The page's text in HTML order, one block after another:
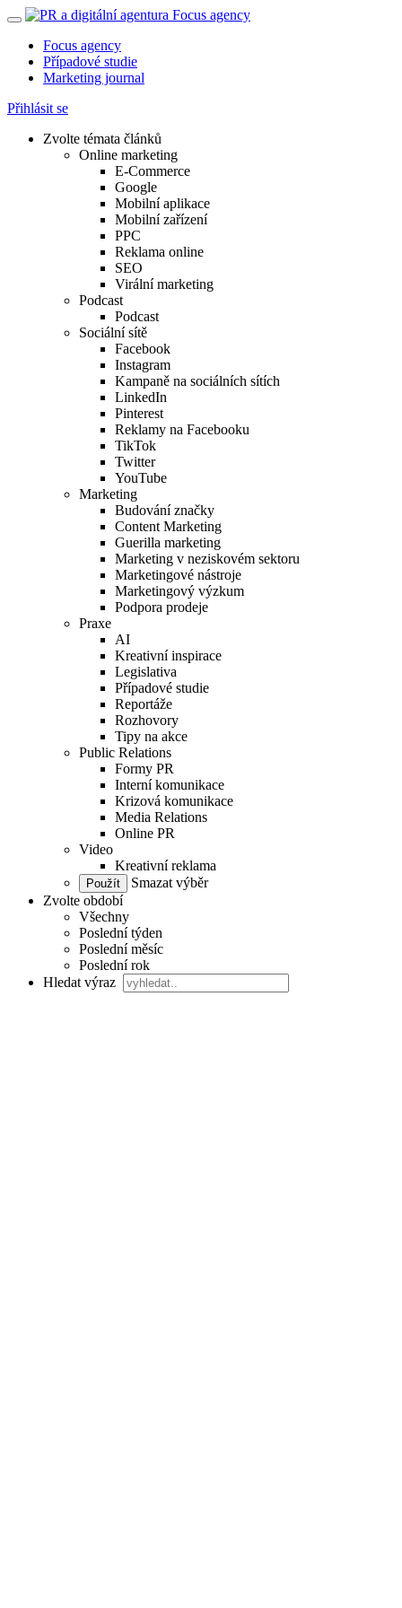
Focus agency
Případové studie
Marketing journal
Přihlásit se
Zvolte témata článků
Online marketing
E-Commerce
Google
Mobilní aplikace
Mobilní zařízení
PPC
Reklama online
SEO
Virální marketing
Podcast
Podcast
Sociální sítě
Facebook
Instagram
Kampaně na sociálních sítích
LinkedIn
Pinterest
Reklamy na Facebooku
TikTok
Twitter
YouTube
Marketing
Budování značky
Content Marketing
Guerilla marketing
Marketing v neziskovém sektoru
Marketingové nástroje
Marketingový výzkum
Podpora prodeje
Praxe
AI
Kreativní inspirace
Legislativa
Případové studie
Reportáže
Rozhovory
Tipy na akce
Public Relations
Formy PR
Interní komunikace
Krizová komunikace
Media Relations
Online PR
Video
Kreativní reklama
Smazat výběr
Zvolte období
Všechny
Poslední týden
Poslední měsíc
Poslední rok
Hledat výraz